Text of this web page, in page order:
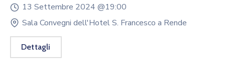
13 Settembre 2024 @19:00
Sala Convegni dell'Hotel S. Francesco a Rende
Dettagli